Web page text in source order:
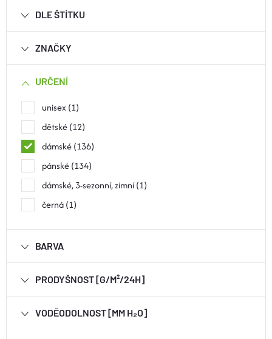
DLE ŠTÍTKU
ZNAČKY
URČENÍ
unisex 1
dětské 12
dámské 136
pánské 134
dámské, 3-sezonní, zimní 1
černá 1
BARVA
PRODYŠNOST [G/M²/24H]
VODĚODOLNOST [MM H₂O]